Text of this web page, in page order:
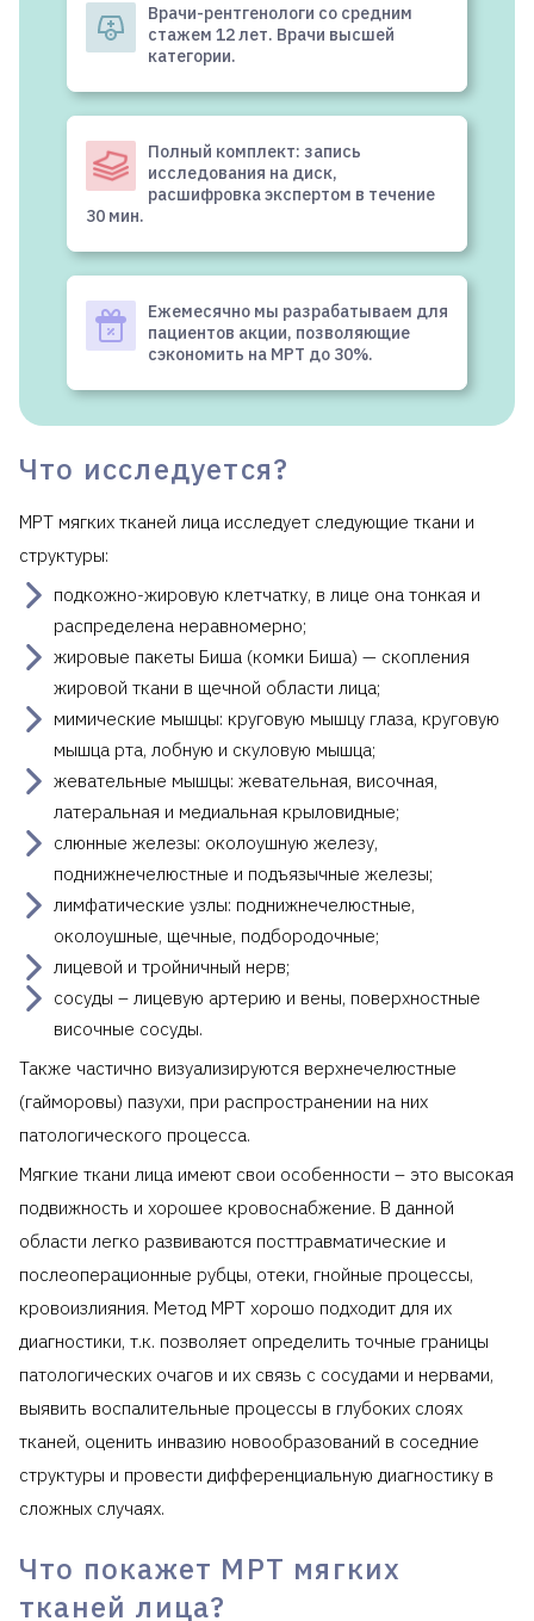
Врачи-рентгенологи со средним
стажем 12 лет. Врачи высшей
категории.
Полный комплект: запись
исследования на диск,
расшифровка экспертом в течение
30 мин.
Ежемесячно мы разрабатываем для
пациентов акции, позволяющие
сэкономить на МРТ до 30%.
Что исследуется?
МРТ мягких тканей лица исследует следующие ткани и
структуры:
подкожно-жировую клетчатку, в лице она тонкая и
распределена неравномерно;
жировые пакеты Биша (комки Биша) — скопления
жировой ткани в щечной области лица;
мимические мышцы: круговую мышцу глаза, круговую
мышца рта, лобную и скуловую мышца;
жевательные мышцы: жевательная, височная,
латеральная и медиальная крыловидные;
слюнные железы: околоушную железу,
поднижнечелюстные и подъязычные железы;
лимфатические узлы: поднижнечелюстные,
околоушные, щечные, подбородочные;
лицевой и тройничный нерв;
сосуды – лицевую артерию и вены, поверхностные
височные сосуды.
Также частично визуализируются верхнечелюстные
(гайморовы) пазухи, при распространении на них
патологического процесса.
Мягкие ткани лица имеют свои особенности – это высокая
подвижность и хорошее кровоснабжение. В данной
области легко развиваются посттравматические и
послеоперационные рубцы, отеки, гнойные процессы,
кровоизлияния. Метод МРТ хорошо подходит для их
диагностики, т.к. позволяет определить точные границы
патологических очагов и их связь с сосудами и нервами,
выявить воспалительные процессы в глубоких слоях
тканей, оценить инвазию новообразований в соседние
структуры и провести дифференциальную диагностику в
сложных случаях.
Что покажет МРТ мягких
тканей лица?